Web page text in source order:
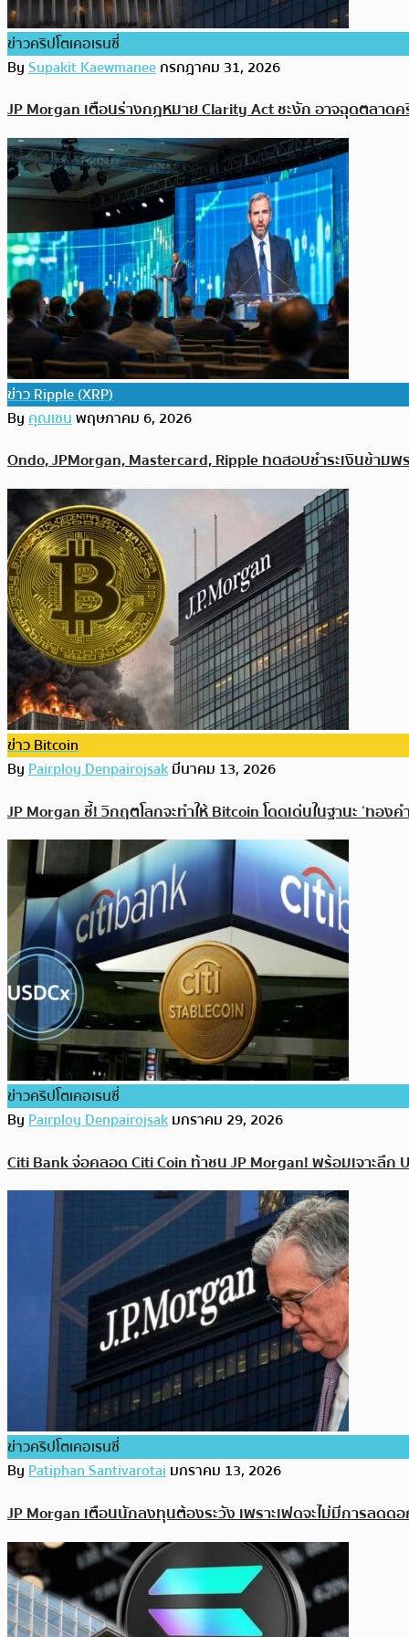
ข่าวคริปโตเคอเรนซี่
BySupakit Kaewmaneeกรกฎาคม 31, 2026
JP Morgan เตือนร่างกฎหมาย Clarity Act ชะงัก อาจฉุดตลาด
ข่าว Ripple (XRP)
Byคุณเชนพฤษภาคม 6, 2026
Ondo, JPMorgan, Mastercard, Ripple ทดสอบชำระเงินข้าม
ข่าว Bitcoin
ByPairploy Denpairojsakมีนาคม 13, 2026
JP Morgan ชี้! วิกฤตโลกจะทำให้ Bitcoin โดดเด่นในฐานะ ‘ทองค
ข่าวคริปโตเคอเรนซี่
ByPairploy Denpairojsakมกราคม 29, 2026
Citi Bank จ่อคลอด Citi Coin ท้าชน JP Morgan! พร้อมเจาะลึก
ข่าวคริปโตเคอเรนซี่
ByPatiphan Santivarotaiมกราคม 13, 2026
JP Morgan เตือนนักลงทุนต้องระวัง เพราะเฟดจะไม่มีการลดด